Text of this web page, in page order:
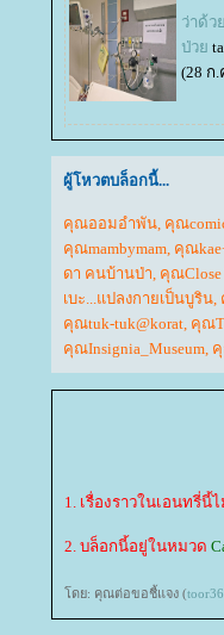
ว่าด้ว
ป่ว
(28 ก.
ผู้โหวตบล็อกนี้...
คุณออมอำพัน, คุณ
คุณmambymam, คุณ
ดา คนบ้านป่า, คุณClose
เบะ...แปลงกายเป็นบูริน,
คุณtuk-tuk@korat, คุณ
คุณInsignia_Museum,
1. เรื่องราวในเอนทรี่
2. บล็อกนี้อยู่ในหมวด
ดย: คุณต่อขอชี้แจง (toor36